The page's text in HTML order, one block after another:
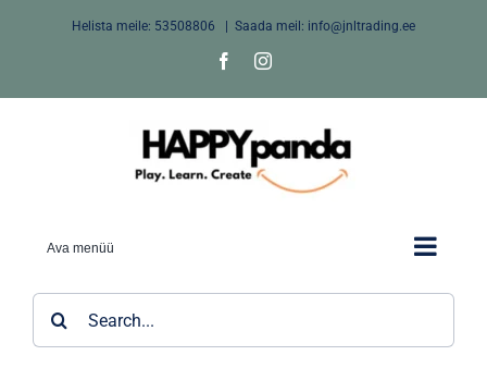
Helista meile: 53508806 Saada meil: info@jnltrading.ee
FacebookInstagram
Ava menüü